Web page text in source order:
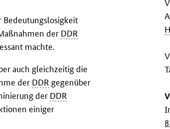
Bedeutungslosigkeit
der DDR
machte.
auch gleichzeitig die
der DDR gegenüber
der DDR
einiger